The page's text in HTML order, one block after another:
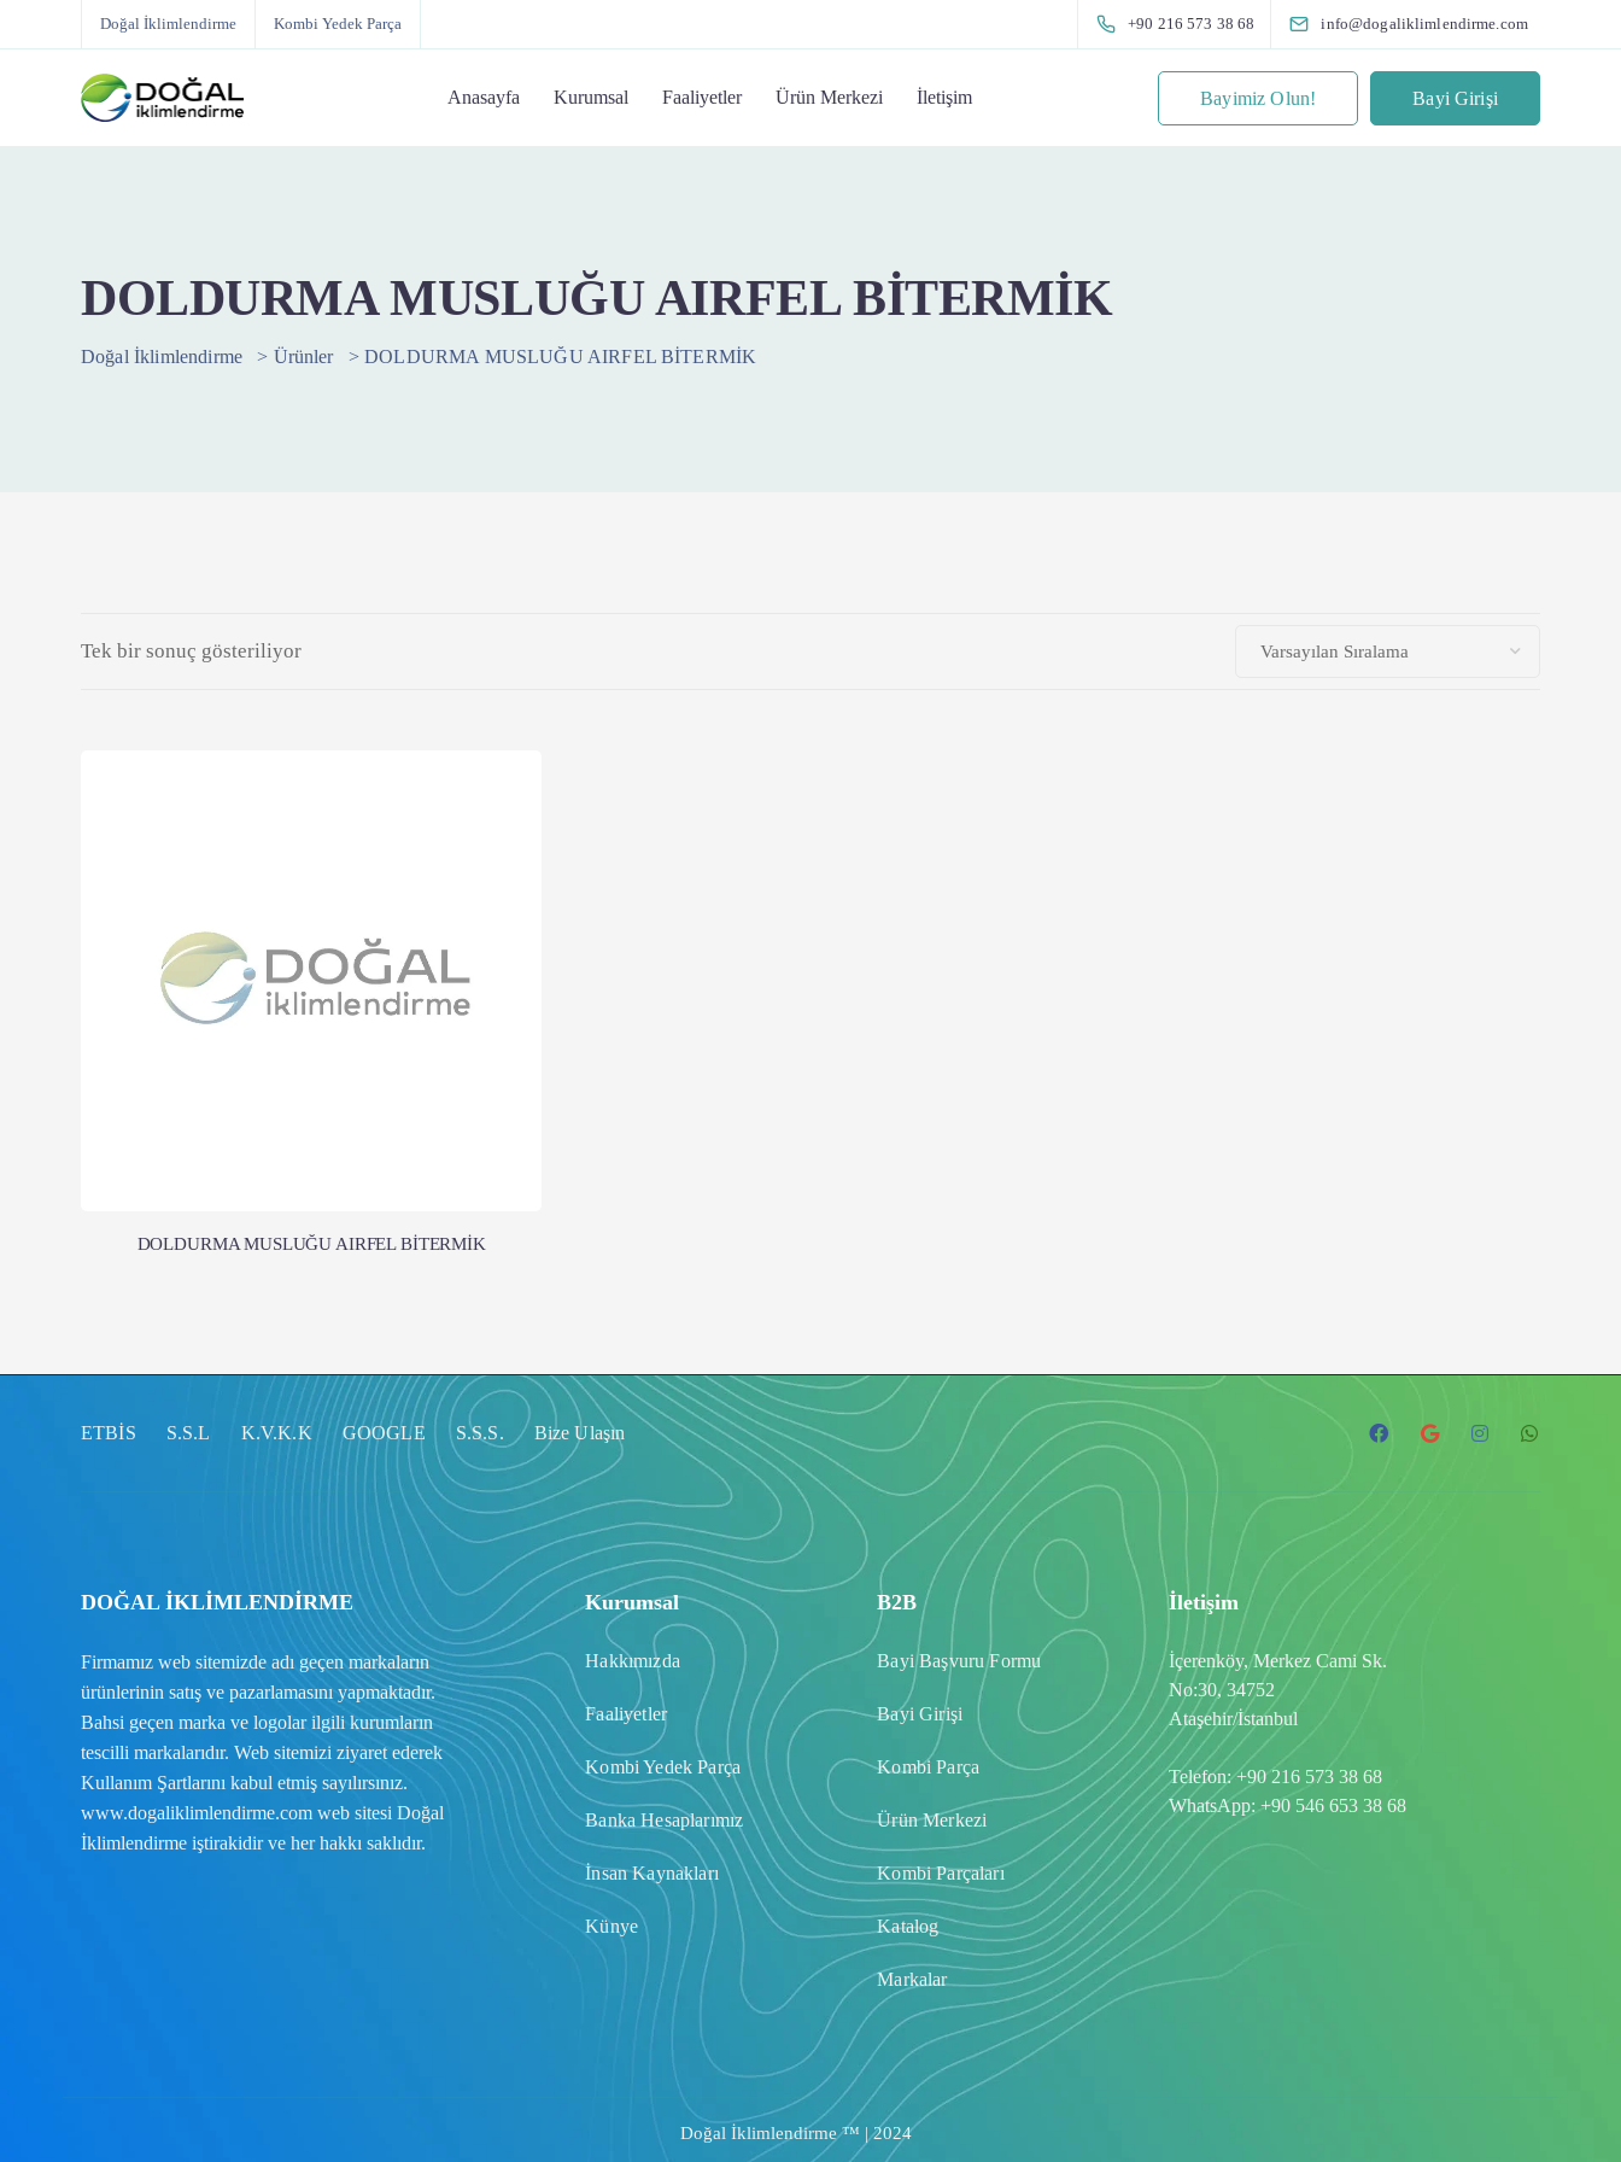
Doğal İklimlendirme Kombi Yedek Parça +90 216 573 38 68 info@dogaliklimlendirme.com
Anasayfa Kurumsal Faaliyetler Ürün Merkezi İletişim Bayimiz Olun! Bayi Girişi
DOLDURMA MUSLUĞU AIRFEL BİTERMİK
Doğal İklimlendirme > Ürünler >DOLDURMA MUSLUĞU AIRFEL BİTERMİK
Tek bir sonuç gösteriliyor
DOLDURMA MUSLUĞU AIRFEL BİTERMİK
ETBİS S.S.L K.V.K.K GOOGLE S.S.S. Bize Ulaşın
DOĞAL İKLİMLENDİRME
Firmamız web sitemizde adı geçen markaların
ürünlerinin satış ve pazarlamasını yapmaktadır.
Bahsi geçen marka ve logolar ilgili kurumların
tescilli markalarıdır. Web sitemizi ziyaret ederek
Kullanım Şartlarını kabul etmiş sayılırsınız.
www.dogaliklimlendirme.com web sitesi Doğal
İklimlendirme iştirakidir ve her hakkı saklıdır.
Kurumsal
Hakkımızda
Faaliyetler
Kombi Yedek Parça
Banka Hesaplarımız
İnsan Kaynakları
Künye
B2B
Bayi Başvuru Formu
Bayi Girişi
Kombi Parça
Ürün Merkezi
Kombi Parçaları
Katalog
Markalar
İletişim
İçerenköy, Merkez Cami Sk.
No:30, 34752
Ataşehir/İstanbul
Telefon:+90 216 573 38 68
WhatsApp:+90 546 653 38 68
Doğal İklimlendirme ™ | 2024